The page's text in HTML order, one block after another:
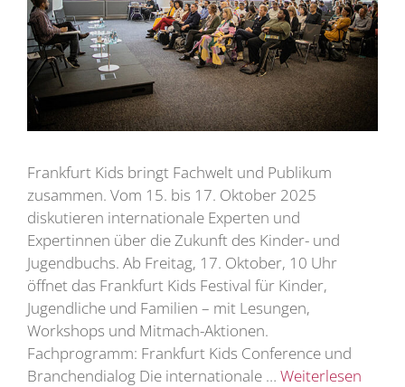
Frankfurt Kids bringt Fachwelt und Publikum
zusammen. Vom 15. bis 17. Oktober 2025
diskutieren internationale Experten und
Expertinnen über die Zukunft des Kinder- und
Jugendbuchs. Ab Freitag, 17. Oktober, 10 Uhr
öffnet das Frankfurt Kids Festival für Kinder,
Jugendliche und Familien – mit Lesungen,
Workshops und Mitmach-Aktionen.
Fachprogramm: Frankfurt Kids Conference und
Branchendialog Die internationale … Weiterlesen